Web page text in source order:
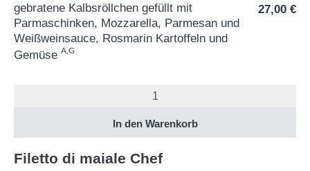
gebratene Kalbsröllchen gefüllt mit
Parmaschinken, Mozzarella, Parmesan und
Weißweinsauce, Rosmarin Kartoffeln und
Gemüse A,G
27,00 €
Filetto di maiale Chef